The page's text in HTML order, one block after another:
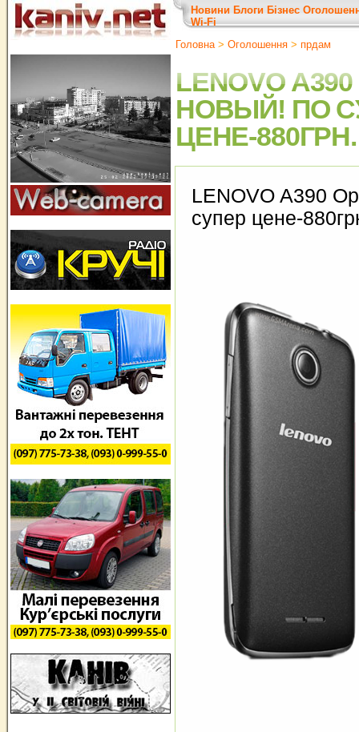
Новини Блоги Бізнес
Wi-Fi
Головна> Оголошення > прдам
LENOVO
НОВЫЙ! ПО
ЦЕНЕ-880ГРН.
LENOVO A390
супер цене-